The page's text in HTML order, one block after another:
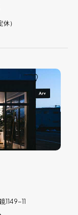
）
1149-11